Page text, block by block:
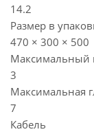
14.2
Размер в
470 × 300 × 500
Максимальный
3
Максимальная
7
Кабель